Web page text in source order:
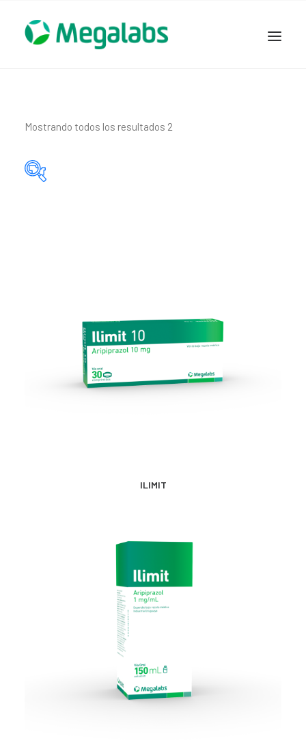
MEGASALUD
Mostrando todos los resultados 2
MÁS INFORMACIÓN
ILIMIT